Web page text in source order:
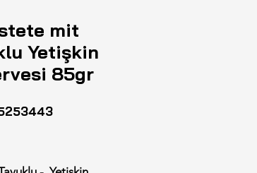
mit
Yetişkin
85gr